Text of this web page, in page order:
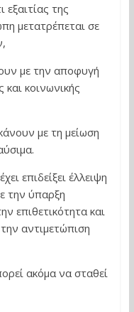
της
μετατρέπεται σε
με την αποφυγή
κοινωνικής
με τη μείωση
επιδείξει έλλειψη
την ύπαρξη
επιθετικότητα και
αντιμετώπιση
ακόμα να σταθεί